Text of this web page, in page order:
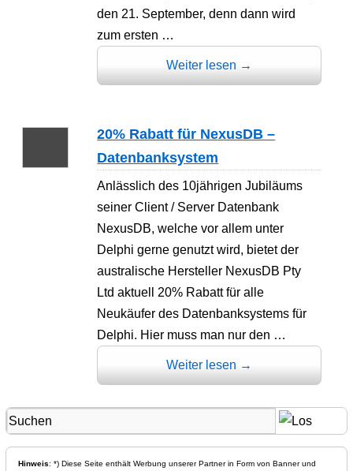
den 21. September, denn dann wird
zum ersten …
Weiter lesen →
20% Rabatt für NexusDB –
Datenbanksystem
Anlässlich des 10jährigen Jubiläums
seiner Client / Server Datenbank
NexusDB, welche vor allem unter
Delphi gerne genutzt wird, bietet der
australische Hersteller NexusDB Pty
Ltd aktuell 20% Rabatt für alle
Neukäufer des Datenbanksystems für
Delphi. Hier muss man nur den …
Weiter lesen →
Hinweis: *) Diese Seite enthält Werbung unserer Partner in Form von Banner und